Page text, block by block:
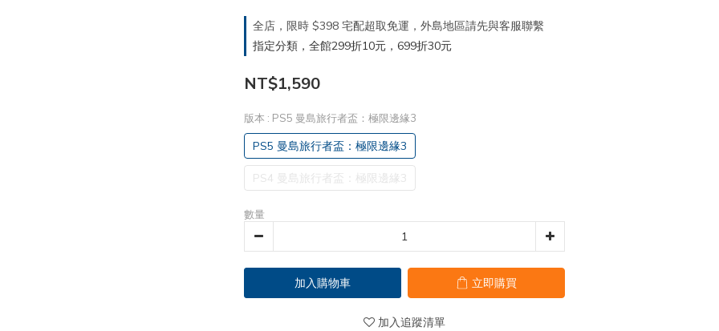
全店，限時 $398 宅配超取免運，外島地區請先與客服聯繫
指定分類，全館299折10元，699折30元
NT$1,590
版本 : PS5 曼島旅行者盃：極限邊緣3
PS5 曼島旅行者盃：極限邊緣3
PS4 曼島旅行者盃：極限邊緣3
數量
加入購物車 立即購買
加入追蹤清單